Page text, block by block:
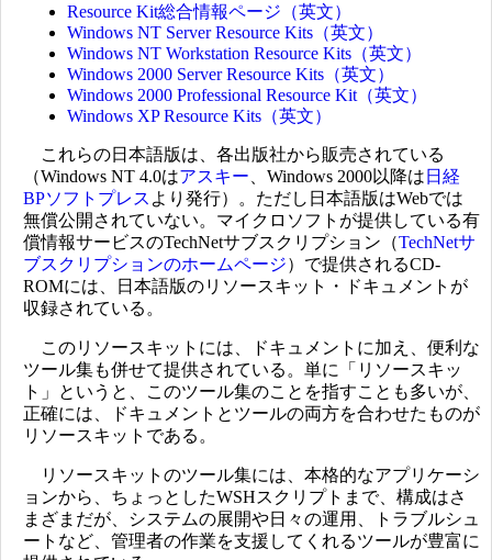
Resource Kit総合情報ページ（英文）
Windows NT Server Resource Kits（英文）
Windows NT Workstation Resource Kits（英文）
Windows 2000 Server Resource Kits（英文）
Windows 2000 Professional Resource Kit（英文）
Windows XP Resource Kits（英文）
これらの日本語版は、各出版社から販売されている
（Windows NT 4.0はアスキー 、Windows 2000以降は 日経
BPソフトプレス より発行）。ただし日本語版はWebでは
無償公開されていない。マイクロソフトが提供している有
償情報サービスのTechNetサブスクリプション（TechNetサ
ブスクリプションのホームページ）で提供されるCD-
ROMには、日本語版のリソースキット・ドキュメントが
収録されている。
このリソースキットには、ドキュメントに加え、便利な
ツール集も併せて提供されている。単に「リソースキッ
ト」というと、このツール集のことを指すことも多いが、
正確には、ドキュメントとツールの両方を合わせたものが
リソースキットである。
リソースキットのツール集には、本格的なアプリケーシ
ョンから、ちょっとしたWSHスクリプトまで、構成はさ
まざまだが、システムの展開や日々の運用、トラブルシュ
ートなど、管理者の作業を支援してくれるツールが豊富に